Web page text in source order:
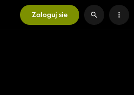
Zaloguj sie